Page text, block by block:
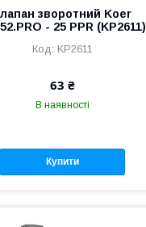
зворотний Koer
- 25 PPR (KP2611)
KP2611
63 ₴
В наявності
Купити